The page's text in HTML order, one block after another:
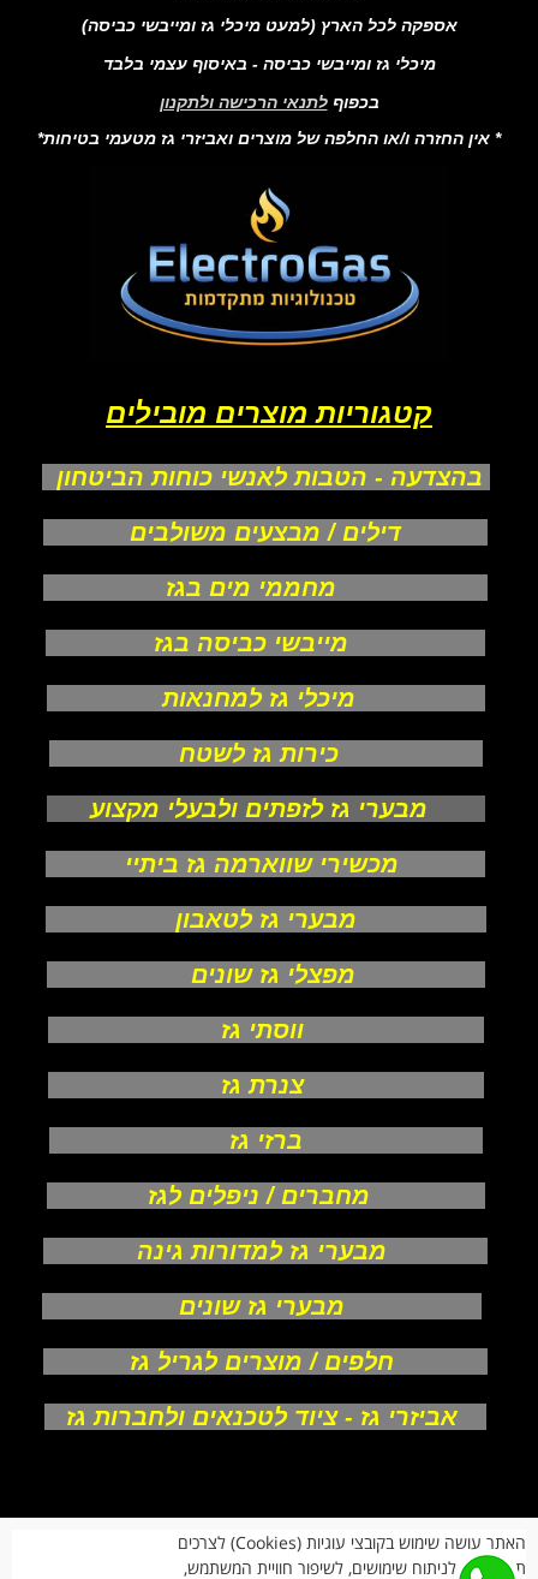
אספקה לכל הארץ (למעט מיכלי גז ומייבשי כביסה)
מיכלי גז ומייבשי כביסה - באיסוף עצמי בלבד
בכפוף לתנאי הרכישה ולתקנון
* אין החזרה ו/או החלפה של מוצרים ואביזרי גז מטעמי בטיחות*
קטגוריות מוצרים מובילים
בהצדעה - הטבות לאנשי כוחות הביטחון
דילים / מבצעים משולבים
מחממי מים בגז
מייבשי כביסה בגז
מיכלי גז למחנאות
כירות גז לשטח
מבערי גז לזפתים ולבעלי מקצוע
מכשירי שווארמה גז ביתיי
מבערי גז לטאבון
מפצלי גז שונים
ווסתי גז
צנרת גז
ברזי גז
מחברים / ניפלים לגז
מבערי גז למדורות גינה
מבערי גז שונים
חלפים / מוצרים לגריל גז
אביזרי גז - ציוד לטכנאים ולחברות גז
צור קשר
תקנון חנות
האתר עושה שימוש בקובצי עוגיות (Cookies) לצרכים
תפעוליים, לניתוח שימושים, לשיפור חוויית המשתמש,